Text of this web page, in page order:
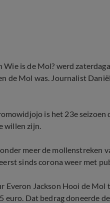
Wie is de Mol? werd
de Mol was. Journalist
is het 23e
willen zijn.
meer de mollenstreken
sinds corona weer met
Everon Jackson Hooi de
euro. Dat bedrag doneerde